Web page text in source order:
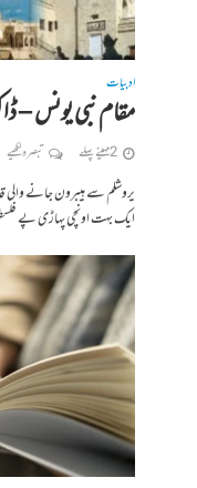
ادبیات
مقام نبی یونس –
2 مہینے پہلے تبصرہ لکھیے
یروشلم سے ہیبرون جانے والی
ایک بہت اونچی پہاڑی پے